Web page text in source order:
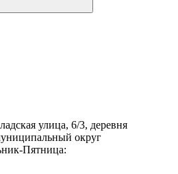
улица, 6/3, деревня
округ
Пятница: